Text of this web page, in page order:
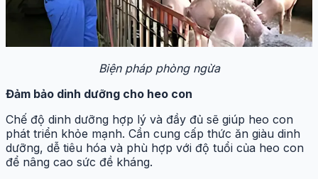
Biện pháp phòng ngừa
Đảm bảo dinh dưỡng cho heo con
Chế độ dinh dưỡng hợp lý và đầy đủ sẽ giúp heo con
phát triển khỏe mạnh. Cần cung cấp thức ăn giàu dinh
dưỡng, dễ tiêu hóa và phù hợp với độ tuổi của heo con
để nâng cao sức đề kháng.